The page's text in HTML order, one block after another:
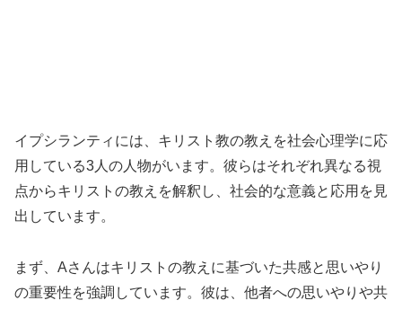
イプシランティには、キリスト教の教えを社会心理学に応
用している3人の人物がいます。彼らはそれぞれ異なる視
点からキリストの教えを解釈し、社会的な意義と応用を見
出しています。
まず、Aさんはキリストの教えに基づいた共感と思いやり
の重要性を強調しています。彼は、他者への思いやりや共